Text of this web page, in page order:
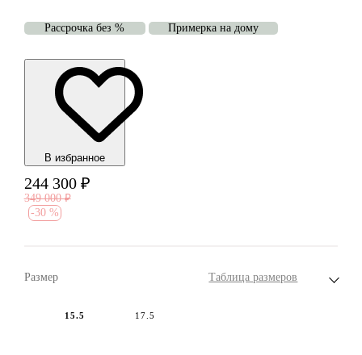
Рассрочка без % Примерка на дому
В избранноe
244 300 ₽
349 000 ₽
-30 %
Размер Таблица размеров
15.5 17.5